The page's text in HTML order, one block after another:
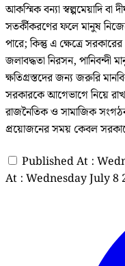
আকস্মিক বন্যা স্বল্পমেয়াদি বা
সতর্কীকরণের ফলে মানুষ
পারে; কিন্তু এ ক্ষেত্রে
জলাবদ্ধতা নিরসন, পানিবন্দী
ক্ষতিগ্রস্তদের জন্য জরুরি
সরকারকে আগেভাগে নিয়ে
রাজনৈতিক ও সামাজিক
প্রয়োজনের সময় কেবল
Published At :
At : Wednesday July 8